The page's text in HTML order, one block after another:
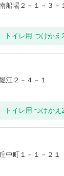
船場２－１－３－
イレ用 つけかえ
江２－４－１
イレ用 つけかえ
中町１－１－２１